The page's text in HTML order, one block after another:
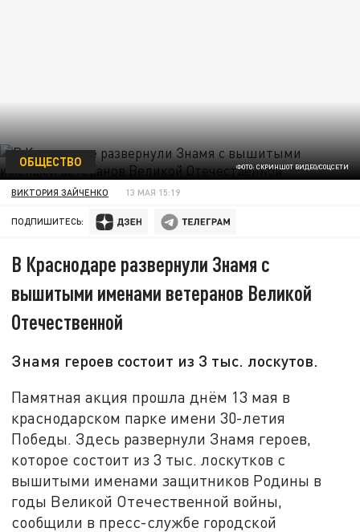
ФОТО: СКРИНШОТ ВИДЕО/СОЦСЕТИ
ОБЩЕСТВО
ВИКТОРИЯ ЗАЙЧЕНКО 13 МАЯ 15:19
ПОДПИШИТЕСЬ:
В Краснодаре развернули Знамя с
вышитыми именами ветеранов Великой
Отечественной
Знамя героев состоит из 3 тыс. лоскутов.
Памятная акция прошла днём 13 мая в
краснодарском парке имени 30-летия
Победы. Здесь развернули Знамя героев,
которое состоит из 3 тыс. лоскутков с
вышитыми именами защитников Родины в
годы Великой Отечественной войны,
сообщили в пресс-службе городской